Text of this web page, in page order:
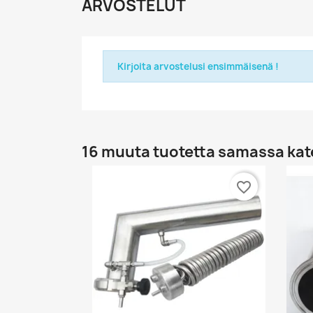
ARVOSTELUT
Kirjoita arvostelusi ensimmäisenä !
16 muuta tuotetta samassa
favorite_border